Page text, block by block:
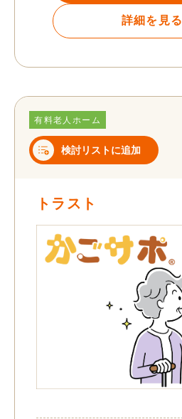
詳細を見る
有料老人ホーム
検討リストに追加
トラスト